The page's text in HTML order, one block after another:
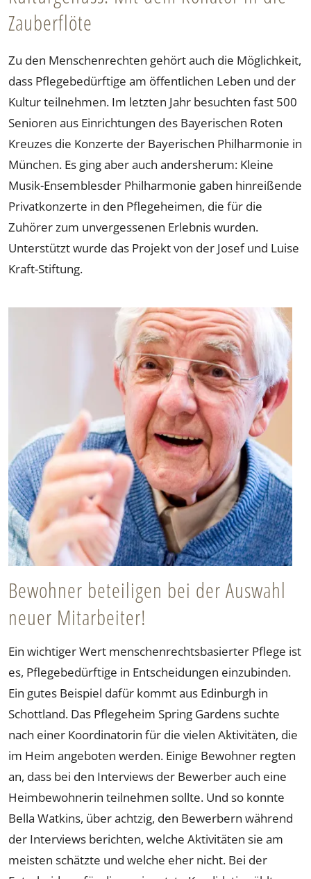
Zauberflöte
Zu den Menschenrechten gehört auch die Möglichkeit,
dass Pflegebedürftige am öffentlichen Leben und der
Kultur teilnehmen. Im letzten Jahr besuchten fast 500
Senioren aus Einrichtungen des Bayerischen Roten
Kreuzes die Konzerte der Bayerischen Philharmonie in
München. Es ging aber auch andersherum: Kleine
Musik-Ensemblesder Philharmonie gaben hinreißende
Privatkonzerte in den Pflegeheimen, die für die
Zuhörer zum unvergessenen Erlebnis wurden.
Unterstützt wurde das Projekt von der Josef und Luise
Kraft-Stiftung.
Bewohner beteiligen bei der Auswahl
neuer Mitarbeiter!
Ein wichtiger Wert menschenrechtsbasierter Pflege ist
es, Pflegebedürftige in Entscheidungen einzubinden.
Ein gutes Beispiel dafür kommt aus Edinburgh in
Schottland. Das Pflegeheim Spring Gardens suchte
nach einer Koordinatorin für die vielen Aktivitäten, die
im Heim angeboten werden. Einige Bewohner regten
an, dass bei den Interviews der Bewerber auch eine
Heimbewohnerin teilnehmen sollte. Und so konnte
Bella Watkins, über achtzig, den Bewerbern während
der Interviews berichten, welche Aktivitäten sie am
meisten schätzte und welche eher nicht. Bei der